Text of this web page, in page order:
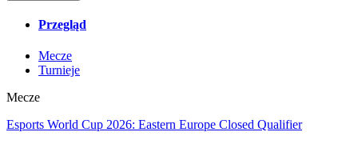
Przegląd
Mecze
Turnieje
Mecze
Esports World Cup 2026: Eastern Europe Closed Qualifier